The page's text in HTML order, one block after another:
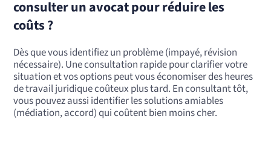
consulter un avocat pour réduire les
coûts ?
Dès que vous identifiez un problème (impayé, révision
nécessaire). Une consultation rapide pour clarifier votre
situation et vos options peut vous économiser des heures
de travail juridique coûteux plus tard. En consultant tôt,
vous pouvez aussi identifier les solutions amiables
(médiation, accord) qui coûtent bien moins cher.